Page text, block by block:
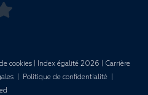
cookies Index égalité 2026
Carrière
Politique de confidentialité